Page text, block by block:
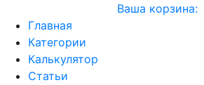
Ваша корзина:
Главная
Категории
Калькулятор
Статьи